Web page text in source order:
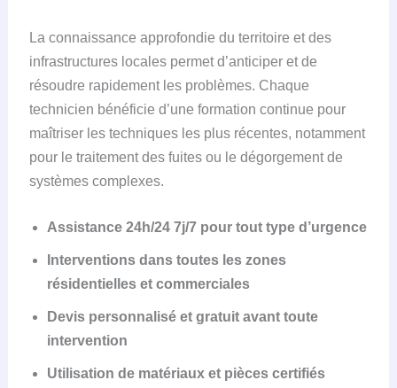
La connaissance approfondie du territoire et des
infrastructures locales permet d’anticiper et de
résoudre rapidement les problèmes. Chaque
technicien bénéficie d’une formation continue pour
maîtriser les techniques les plus récentes, notamment
pour le traitement des fuites ou le dégorgement de
systèmes complexes.
Assistance 24h/24 7j/7 pour tout type d’urgence
Interventions dans toutes les zones
résidentielles et commerciales
Devis personnalisé et gratuit avant toute
intervention
Utilisation de matériaux et pièces certifiés